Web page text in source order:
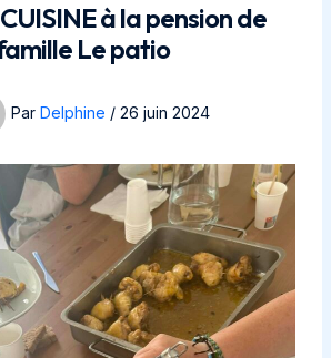
à la pension de
Le patio
Par Delphine / 26 juin 2024